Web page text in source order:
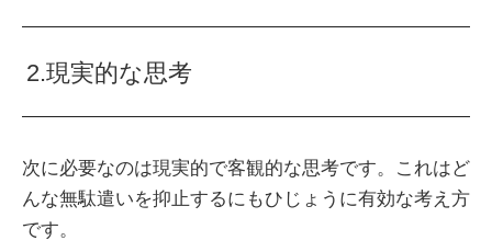
2.現実的な思考
次に必要なのは現実的で客観的な思考です。これはど
んな無駄遣いを抑止するにもひじょうに有効な考え方
です。